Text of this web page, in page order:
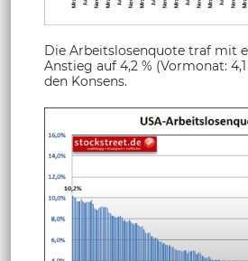
Die Arbeitslosenquote traf mit
Anstieg auf 4,2 % (Vormonat:
den Konsens.